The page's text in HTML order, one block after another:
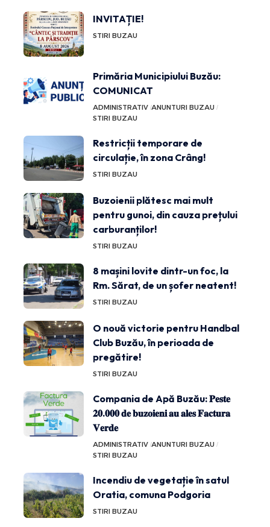
INVITAȚIE!
STIRI BUZAU
Primăria Municipiului Buzău:
COMUNICAT
ADMINISTRATIV ANUNTURI BUZAU
STIRI BUZAU
Restricții temporare de
circulație, în zona Crâng!
STIRI BUZAU
Buzoienii plătesc mai mult
pentru gunoi, din cauza prețului
carburanților!
STIRI BUZAU
8 mașini lovite dintr-un foc, la
Rm. Sărat, de un șofer neatent!
STIRI BUZAU
O nouă victorie pentru Handbal
Club Buzău, în perioada de
pregătire!
STIRI BUZAU
Compania de Apă Buzău: 𝐏𝐞𝐬𝐭𝐞
𝟐𝟎.𝟎𝟎𝟎 𝐝𝐞 𝐛𝐮𝐳𝐨𝐢𝐞𝐧𝐢 𝐚𝐮 𝐚𝐥𝐞𝐬 𝐅𝐚𝐜𝐭𝐮𝐫𝐚
𝐕𝐞𝐫𝐝𝐞
ADMINISTRATIV ANUNTURI BUZAU
STIRI BUZAU
Incendiu de vegetație în satul
Oratia, comuna Podgoria
STIRI BUZAU